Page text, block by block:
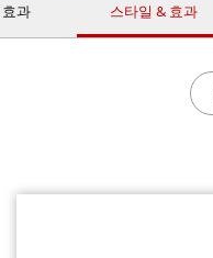
과 스타일 & 효과